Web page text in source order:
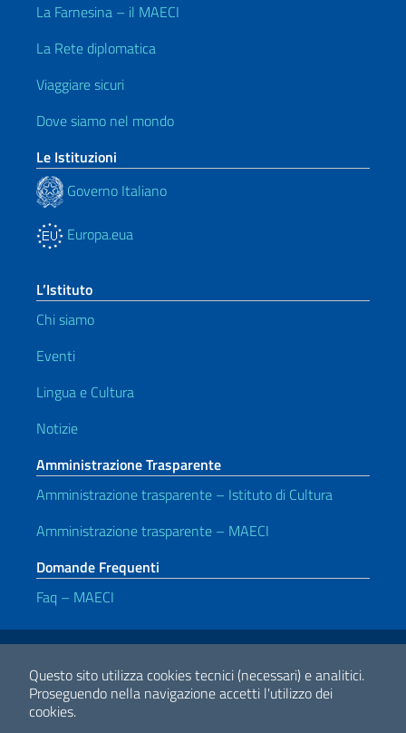
Questo sito utilizza cookies tecnici (necessari) e analitici.
Proseguendo nella navigazione accetti l'utilizzo dei
cookies.
La Farnesina – il MAECI
La Rete diplomatica
Viaggiare sicuri
Dove siamo nel mondo
Le Istituzioni
Governo Italiano
Europa.eua
L’Istituto
Chi siamo
Eventi
Lingua e Cultura
Notizie
Amministrazione Trasparente
Amministrazione trasparente – Istituto di Cultura
Amministrazione trasparente – MAECI
Domande Frequenti
Faq – MAECI
Link Utili